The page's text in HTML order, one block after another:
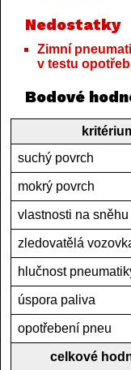
Nedostatky
Zimní
v testu
Bodové
suchý povrch
mokrý povrch
vlastnosti na sněhu
zledovatělá
hlučnost
úspora paliva
opotřebení pneu
celkové